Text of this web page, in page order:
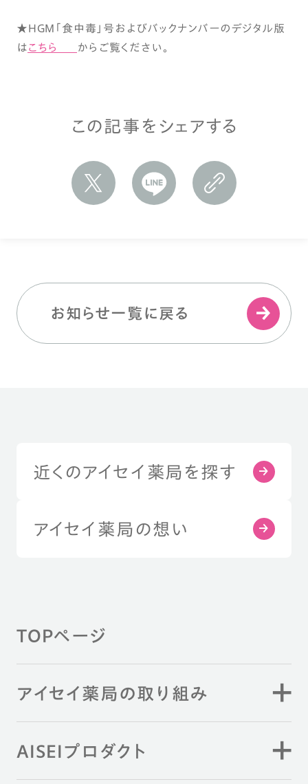
★HGM「食中毒」号およびバックナンバーのデジタル版
はこちら からご覧ください。
この記事をシェアする
お知らせ一覧に戻る
近くのアイセイ薬局を探す
アイセイ薬局の想い
TOPページ
アイセイ薬局の取り組み
AISEIプロダクト